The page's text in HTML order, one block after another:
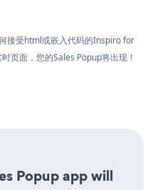
接受html或嵌入代码的Inspiro for
页面，您的Sales Popup将出现！
Popup app will